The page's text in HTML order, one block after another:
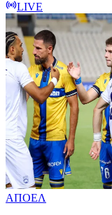
LIVE
ΑΠΟΕΛ